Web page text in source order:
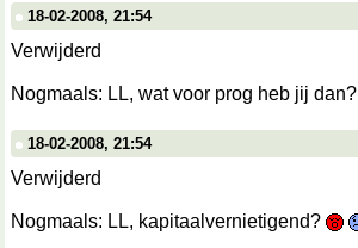
18-02-2008, 21:54
Verwijderd
Nogmaals: LL, wat voor prog heb jij dan?
18-02-2008, 21:54
Verwijderd
Nogmaals: LL, kapitaalvernietigend?